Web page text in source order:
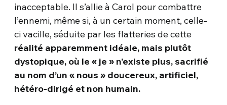
inacceptable. Il s’allie à Carol pour combattre
l’ennemi, même si, à un certain moment, celle-
ci vacille, séduite par les flatteries de cette
réalité apparemment idéale, mais plutôt
dystopique, où le « je » n’existe plus, sacrifié
au nom d’un « nous » doucereux, artificiel,
hétéro-dirigé et non humain.